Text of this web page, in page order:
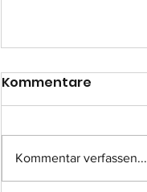
Einsatz-Nr.: 057
Kommentare
Kommentar verfassen...